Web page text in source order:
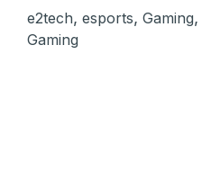
e2tech, esports, Gaming,
Gaming